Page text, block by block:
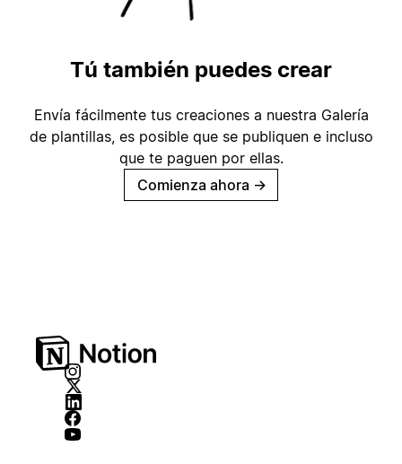
Tú también puedes crear
Envía fácilmente tus creaciones a nuestra Galería
de plantillas, es posible que se publiquen e incluso
que te paguen por ellas.
Comienza ahora →